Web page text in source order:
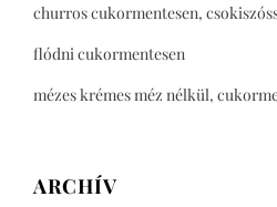
churros cukormentesen,
flódni cukormentesen
mézes krémes méz nélkül,
ARCHÍV